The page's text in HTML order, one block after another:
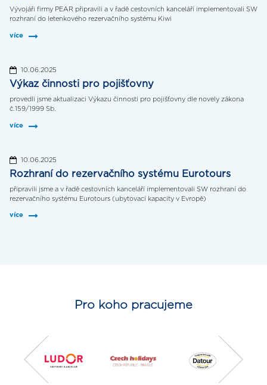
Vývojáři firmy PEAR připravili a v řadě cestovních kanceláří implementovali SW
rozhraní do letenkového rezervačního systému Kiwi
více
10.06.2025
Výkaz činnosti pro pojišťovny
provedli jsme aktualizaci Výkazu činnosti pro pojišťovny dle novely zákona
č.159/1999 Sb.
více
10.06.2025
Rozhraní do rezervačního systému Eurotours
připravili jsme a v řadě cestovních kanceláří implementovali SW rozhraní do
rezervačního systému Eurotours (ubytovací kapacity v Evropě)
více
Pro koho pracujeme